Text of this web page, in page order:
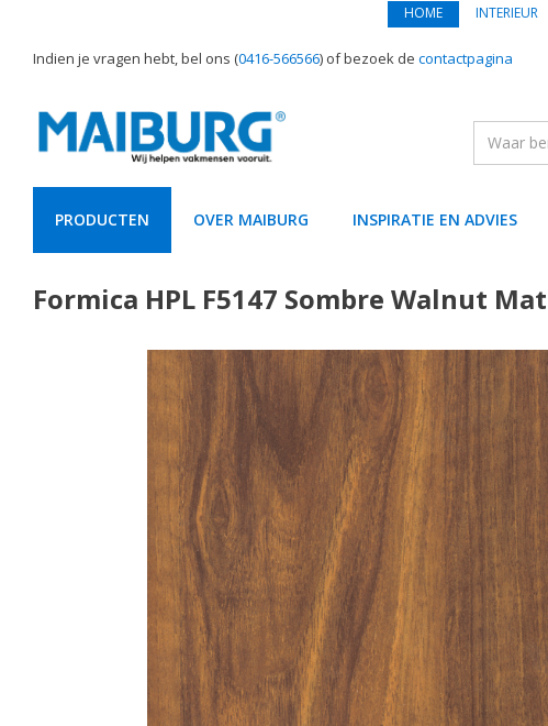
HOME INTERIEUR
Indien je vragen hebt, bel ons (0416-566566) of bezoek de contactpagina
PRODUCTEN OVER MAIBURG INSPIRATIE EN ADVIES
Formica HPL F5147 Sombre Walnut